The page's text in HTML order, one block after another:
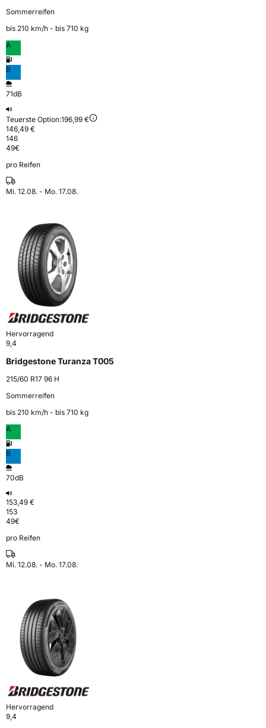
Sommerreifen
bis 210 km⁠/⁠h - bis 710 kg
A
B
71dB
Teuerste Option:196,99 €
146,49 €
146
49€
pro Reifen
Mi. 12.08. - Mo. 17.08.
Hervorragend
9,4
Bridgestone Turanza T005
215/60 R17 96 H
Sommerreifen
bis 210 km⁠/⁠h - bis 710 kg
A
B
70dB
153,49 €
153
49€
pro Reifen
Mi. 12.08. - Mo. 17.08.
Hervorragend
9,4